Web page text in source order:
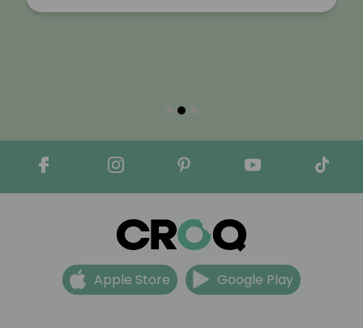
Apple Store Google Play